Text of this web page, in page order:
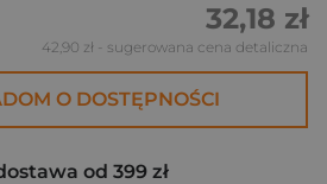
32,18 zł
42,90 zł - sugerowana cena detaliczna
O DOSTĘPNOŚCI
od 399 zł